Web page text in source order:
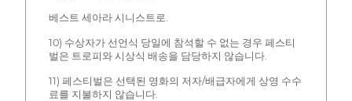
베스트 세아라 시니스트로.
10) 수상자가 선언식 당일에 참석할 수 없는 경우 페스티
벌은 트로피와 시상식 배송을 담당하지 않습니다.
11) 페스티벌은 선택된 영화의 저자/배급자에게 상영 수수
료를 지불하지 않습니다.